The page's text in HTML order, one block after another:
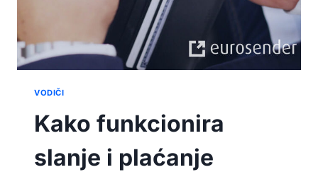
VODIČI
Kako funkcionira
slanje i plaćanje